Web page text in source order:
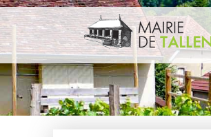
Aller
au
contenu